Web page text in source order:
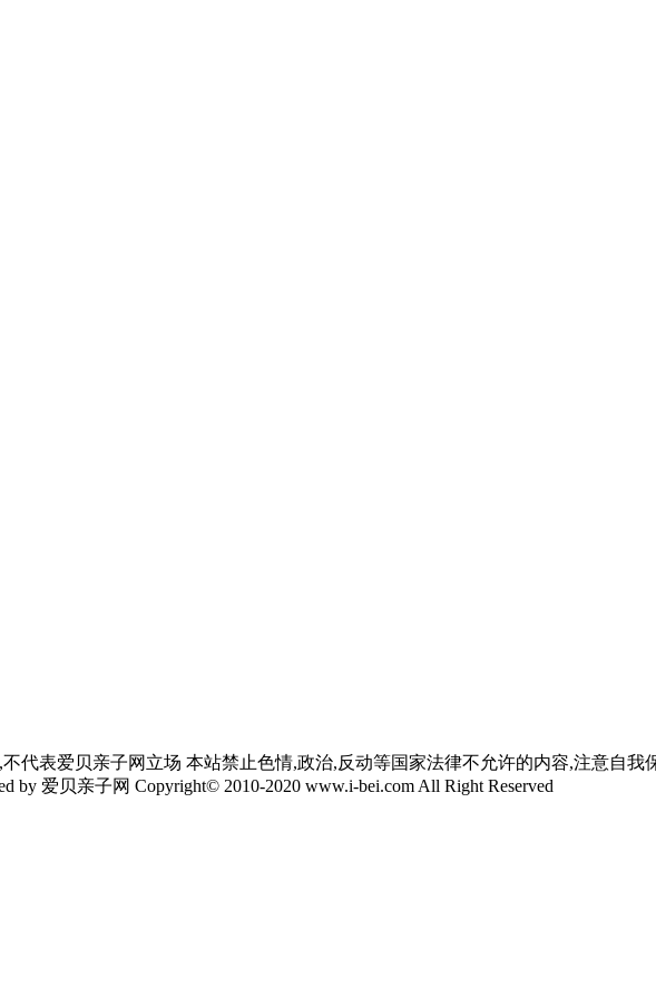
代表爱贝亲子网立场 本站禁止色情,政治,反动等国家法律不允许的内容,注意自我
by 爱贝亲子网 Copyright© 2010-2020 www.i-bei.com All Right Reserved